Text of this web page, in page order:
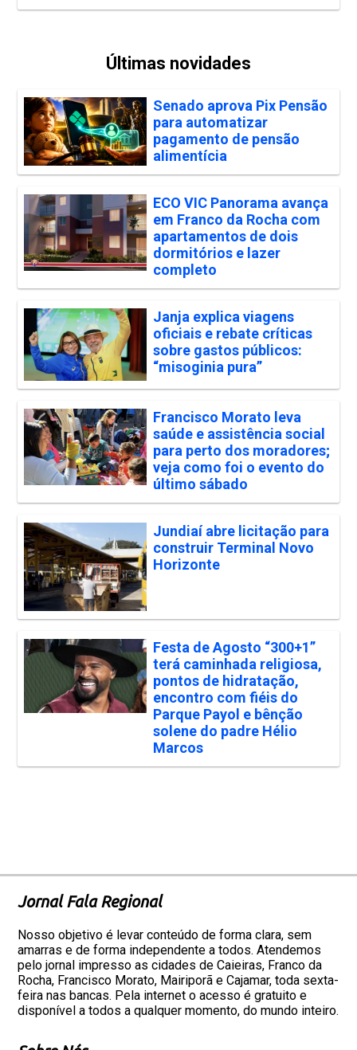
Últimas novidades
Senado aprova Pix Pensão
para automatizar
pagamento de pensão
alimentícia
ECO VIC Panorama avança
em Franco da Rocha com
apartamentos de dois
dormitórios e lazer
completo
Janja explica viagens
oficiais e rebate críticas
sobre gastos públicos:
“misoginia pura”
Francisco Morato leva
saúde e assistência social
para perto dos moradores;
veja como foi o evento do
último sábado
Jundiaí abre licitação para
construir Terminal Novo
Horizonte
Festa de Agosto “300+1”
terá caminhada religiosa,
pontos de hidratação,
encontro com fiéis do
Parque Payol e bênção
solene do padre Hélio
Marcos
Jornal Fala Regional
Nosso objetivo é levar conteúdo de forma clara, sem
amarras e de forma independente a todos. Atendemos
pelo jornal impresso as cidades de Caieiras, Franco da
Rocha, Francisco Morato, Mairiporã e Cajamar, toda sexta-
feira nas bancas. Pela internet o acesso é gratuito e
disponível a todos a qualquer momento, do mundo inteiro.